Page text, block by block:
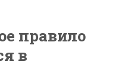
правило
в